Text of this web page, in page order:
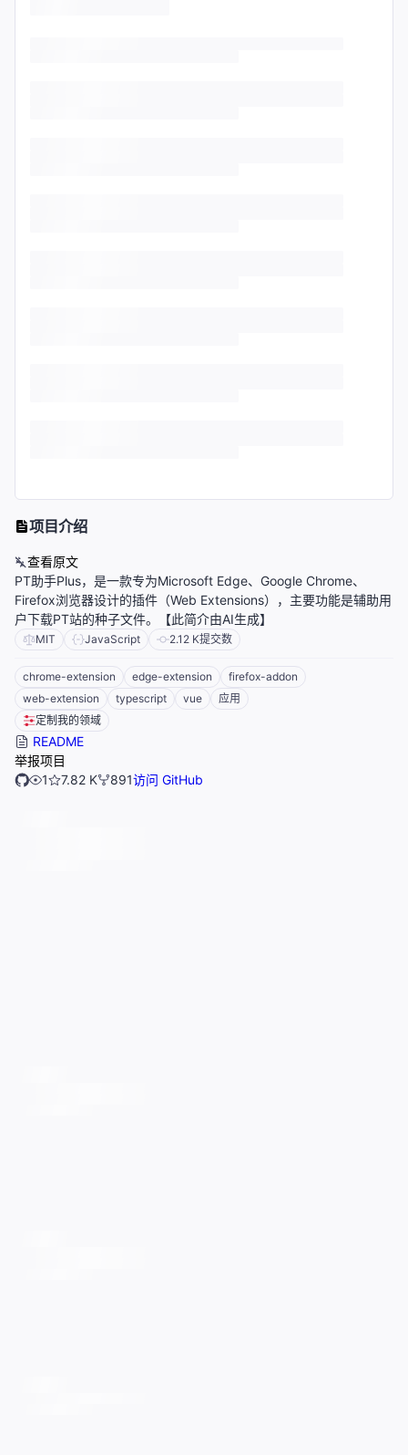
项目介绍
查看原文
PT助手Plus，是一款专为Microsoft Edge、Google Chrome、
Firefox浏览器设计的插件（Web Extensions），主要功能是辅助用
户下载PT站的种子文件。【此简介由AI生成】
MIT JavaScript 2.12 K提交数
chrome-extension edge-extension
firefox-addon
web-extension
typescript vue
应用
定制我的领域
README
举报项目
1
7.82 K 891访问 GitHub